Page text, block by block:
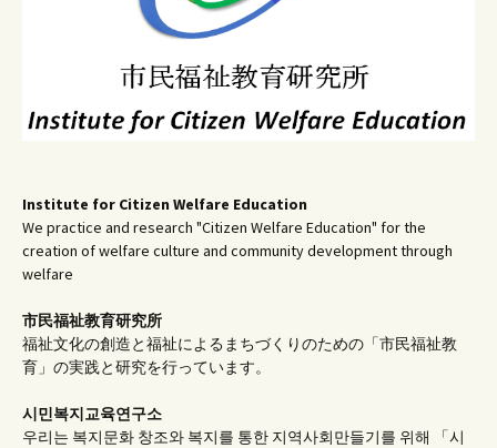
Institute for Citizen Welfare Education
We practice and research "Citizen Welfare Education" for the
creation of welfare culture and community development through
welfare
市民福祉教育研究所
福祉文化の創造と福祉によるまちづくりのための「市民福祉教
育」の実践と研究を行っています。
시민복지교육연구소
우리는 복지문화 창조와 복지를 통한 지역사회만들기를 위해 「시